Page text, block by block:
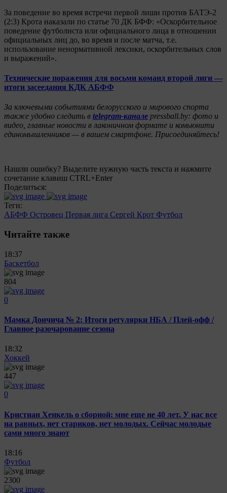
За поведение во время встречи первой лиши против БАТЭ-2
(2:3) Крота наказали по статье 70 ДК БФФ: «Оскорбительное
поведение футболиста или официального лица в отношении
официальных лиц до, во время и после матча, т.е.
использование ненормативной лексики, оскорбительных слов
и выражений».
Технические поражения для восьми команд второй лиги —
итоги засеедания КДК АБФФ
За ключевыми событиями белорусского и мирового спорта
также удобно следить в telegram-канале pressball.by: фото и
видео, главные новости в лаконичном формате и комьюнити
единомышленников — в вашем смартфоне. Присоединяйтесь!
Нашли ошибку? Выделите нужную часть текста и нажмите
сочетание клавиш CTRL+Enter
Поделиться:
Теги:
АБФФ Островец Первая лига Сергей Крот Футбол
Читайте также
18:37
Баскетбол
804
0
Мамка Дончича № 2: Итоги регулярки НБА / Плей-офф /
Главное разочарование сезона
18:32
Хоккей
447
0
Кристиан Хенкель о сборной: мне еще не 40 лет. У нас все
на равных, нет стариков, нет молодых. Сейчас молодые
сами много знают
18:16
Футбол
2300